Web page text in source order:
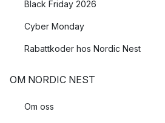
Black Friday 2026
Cyber Monday
Rabattkoder hos Nordic Nest
OM NORDIC NEST
Om oss